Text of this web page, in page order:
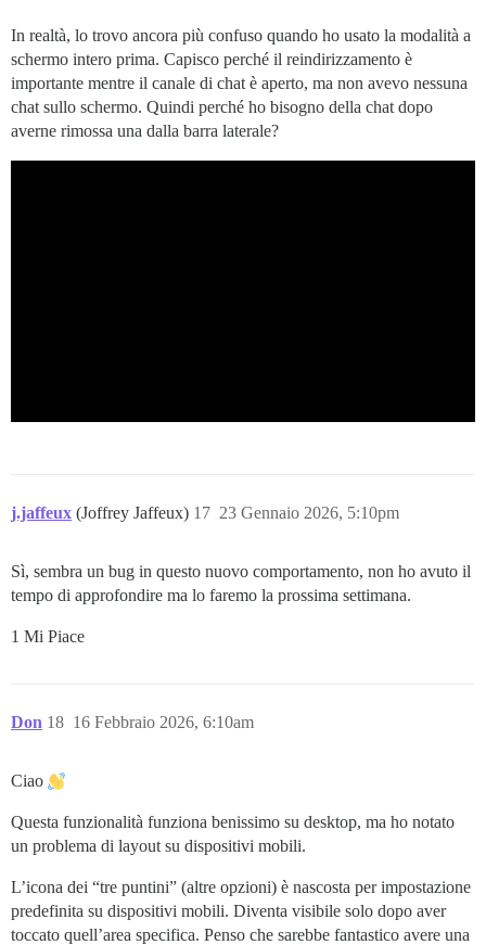
In realtà, lo trovo ancora più confuso quando ho usato la modalità a
schermo intero prima. Capisco perché il reindirizzamento è
importante mentre il canale di chat è aperto, ma non avevo nessuna
chat sullo schermo. Quindi perché ho bisogno della chat dopo
averne rimossa una dalla barra laterale?
j.jaffeux (Joffrey Jaffeux) 23 Gennaio 2026, 5:10pm
17
Sì, sembra un bug in questo nuovo comportamento, non ho avuto il
tempo di approfondire ma lo faremo la prossima settimana.
1 Mi Piace
Don 16 Febbraio 2026, 6:10am
18
Ciao
Questa funzionalità funziona benissimo su desktop, ma ho notato
un problema di layout su dispositivi mobili.
L’icona dei “tre puntini” (altre opzioni) è nascosta per impostazione
predefinita su dispositivi mobili. Diventa visibile solo dopo aver
toccato quell’area specifica. Penso che sarebbe fantastico avere una